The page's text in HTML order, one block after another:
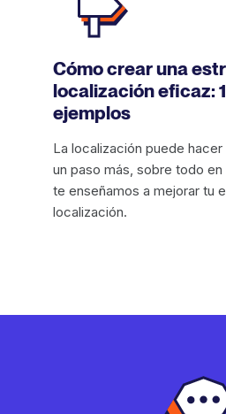
Cómo crear una
localización eficaz:
ejemplos
La localización puede
un paso más, sobre todo en
te enseñamos a mejorar tu
localización.